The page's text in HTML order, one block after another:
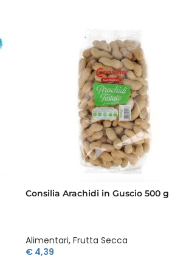
Consilia Arachidi in Guscio 500 g
Alimentari, Frutta Secca
€4,39